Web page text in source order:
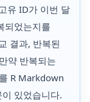
유 ID가 이번 달
되었는지를
결과, 반복된
약 반복되는
R Markdown
있었습니다.